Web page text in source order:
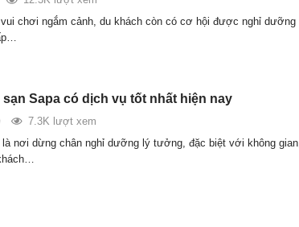
chơi ngắm cảnh, du khách còn có cơ hội được nghỉ dưỡng
sạn Sapa có dịch vụ tốt nhất hiện nay
7.3K lượt xem
là nơi dừng chân nghỉ dưỡng lý tưởng, đặc biệt với không gian,